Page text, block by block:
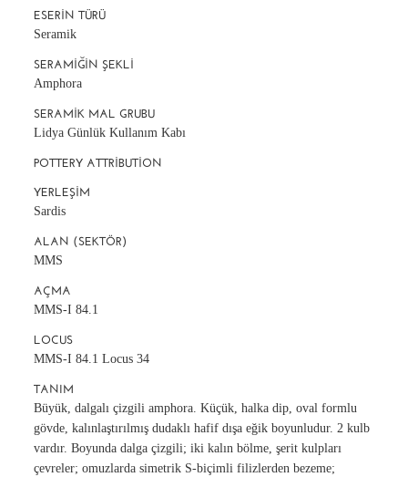
ESERIN TÜRÜ
Seramik
SERAMIĞIN ŞEKLI
Amphora
SERAMIK MAL GRUBU
Lidya Günlük Kullanım Kabı
POTTERY ATTRIBUTION
YERLEŞIM
Sardis
ALAN (SEKTÖR)
MMS
AÇMA
MMS-I 84.1
LOCUS
MMS-I 84.1 Locus 34
TANIM
Büyük, dalgalı çizgili amphora. Küçük, halka dip, oval formlu
gövde, kalınlaştırılmış dudaklı hafif dışa eğik boyunludur. 2 kulb
vardır. Boyunda dalga çizgili; iki kalın bölme, şerit kulpları
çevreler; omuzlarda simetrik S-biçimli filizlerden bezeme;